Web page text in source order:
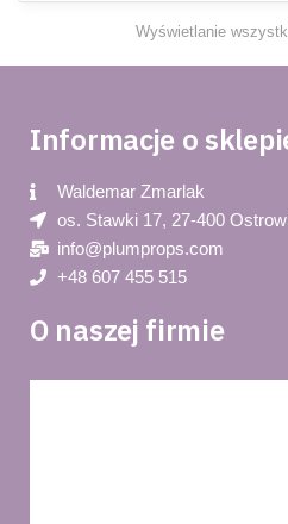
Wyświetlanie
Informacje o
Waldemar Zmarlak​
os. Stawki 17, 27-400
info@plumprops.com
+48 607 455 515
O naszej firmie